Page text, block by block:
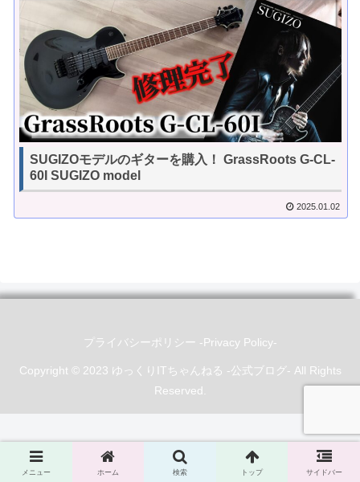
SUGIZOモデルのギターを購入！ GrassRoots G-CL-
60I SUGIZO model
2025.01.02
プライバシーポリシー -Privacy Policy-
Copyright © 2023 ゆっくりITちゃんねる -公式ブログ- All Rights
Reserved.
メニュー ホーム 検索 トップ サイドバー